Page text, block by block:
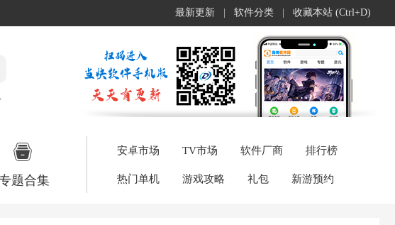
最新更新 软件分类 收藏本站 (Ctrl+D)
题合集
安卓市场 TV市场 软件厂商 排行榜
热门单机 游戏攻略 礼包 新游预约